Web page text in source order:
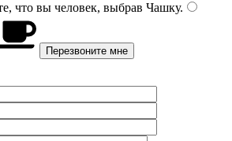
что вы человек, выбрав Чашку.